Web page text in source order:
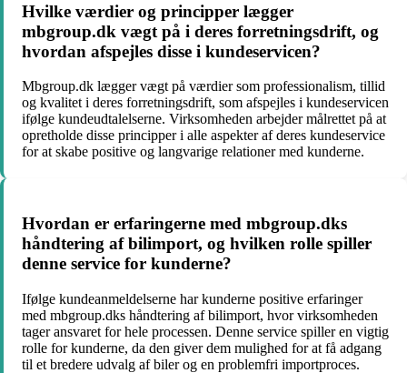
Hvilke værdier og principper lægger
mbgroup.dk vægt på i deres forretningsdrift, og
hvordan afspejles disse i kundeservicen?
Mbgroup.dk lægger vægt på værdier som professionalism, tillid
og kvalitet i deres forretningsdrift, som afspejles i kundeservicen
ifølge kundeudtalelserne. Virksomheden arbejder målrettet på at
opretholde disse principper i alle aspekter af deres kundeservice
for at skabe positive og langvarige relationer med kunderne.
Hvordan er erfaringerne med mbgroup.dks
håndtering af bilimport, og hvilken rolle spiller
denne service for kunderne?
Ifølge kundeanmeldelserne har kunderne positive erfaringer
med mbgroup.dks håndtering af bilimport, hvor virksomheden
tager ansvaret for hele processen. Denne service spiller en vigtig
rolle for kunderne, da den giver dem mulighed for at få adgang
til et bredere udvalg af biler og en problemfri importproces.